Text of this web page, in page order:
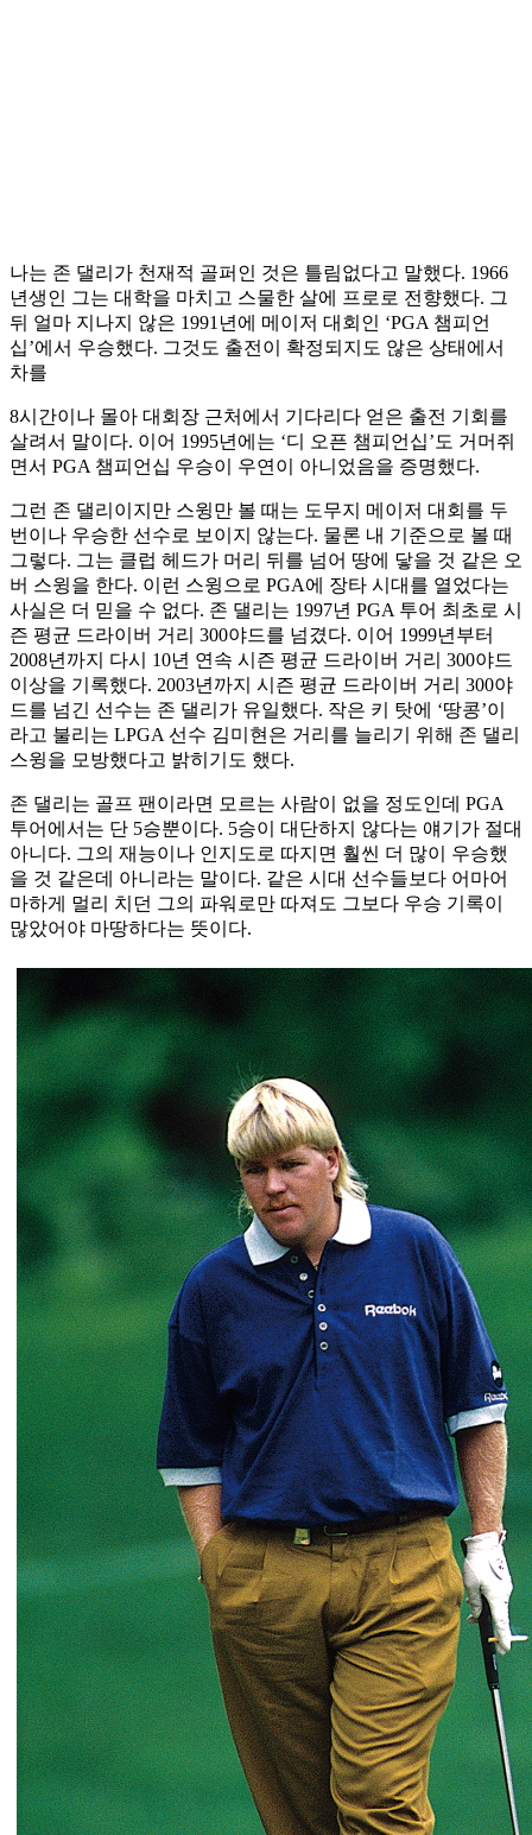
나는 존 댈리가 천재적 골퍼인 것은 틀림없다고 말했다. 1966
년생인 그는 대학을 마치고 스물한 살에 프로로 전향했다. 그
뒤 얼마 지나지 않은 1991년에 메이저 대회인 ‘PGA 챔피언
십’에서 우승했다. 그것도 출전이 확정되지도 않은 상태에서
차를
8시간이나 몰아 대회장 근처에서 기다리다 얻은 출전 기회를
살려서 말이다. 이어 1995년에는 ‘디 오픈 챔피언십’도 거머쥐
면서 PGA 챔피언십 우승이 우연이 아니었음을 증명했다.
그런 존 댈리이지만 스윙만 볼 때는 도무지 메이저 대회를 두
번이나 우승한 선수로 보이지 않는다. 물론 내 기준으로 볼 때
그렇다. 그는 클럽 헤드가 머리 뒤를 넘어 땅에 닿을 것 같은 오
버 스윙을 한다. 이런 스윙으로 PGA에 장타 시대를 열었다는
사실은 더 믿을 수 없다. 존 댈리는 1997년 PGA 투어 최초로 시
즌 평균 드라이버 거리 300야드를 넘겼다. 이어 1999년부터
2008년까지 다시 10년 연속 시즌 평균 드라이버 거리 300야드
이상을 기록했다. 2003년까지 시즌 평균 드라이버 거리 300야
드를 넘긴 선수는 존 댈리가 유일했다. 작은 키 탓에 ‘땅콩’이
라고 불리는 LPGA 선수 김미현은 거리를 늘리기 위해 존 댈리
스윙을 모방했다고 밝히기도 했다.
존 댈리는 골프 팬이라면 모르는 사람이 없을 정도인데 PGA
투어에서는 단 5승뿐이다. 5승이 대단하지 않다는 얘기가 절대
아니다. 그의 재능이나 인지도로 따지면 훨씬 더 많이 우승했
을 것 같은데 아니라는 말이다. 같은 시대 선수들보다 어마어
마하게 멀리 치던 그의 파워로만 따져도 그보다 우승 기록이
많았어야 마땅하다는 뜻이다.